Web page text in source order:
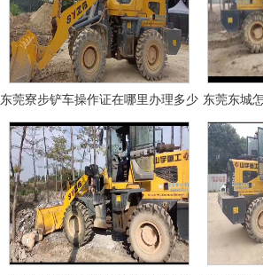
东莞寮步铲车操作证在哪里办理多少
钱
东莞东城